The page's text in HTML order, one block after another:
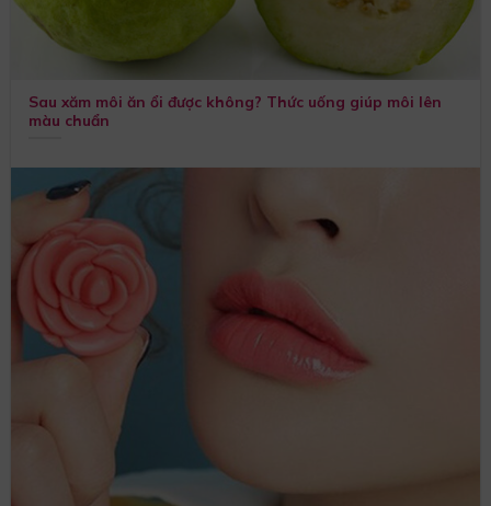
Sau xăm môi ăn ổi được không? Thức uống giúp môi lên
màu chuẩn